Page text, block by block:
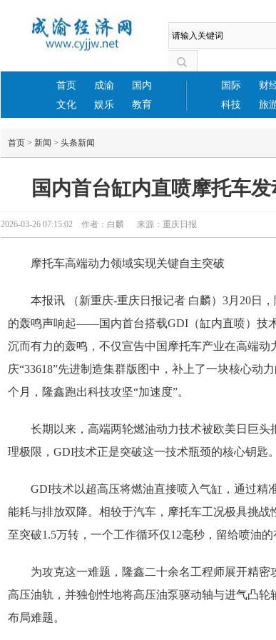
首页 成渝
国内
文化
娱乐 教育
国际 财
科技
旅
首页 > 新闻 > 头条新闻
国内首台缸内直喷摩托车
2026-03-26 07:15:02 作者：白麟 来源：重庆日报
摩托车高端动力领域实现关键自主突破
本报讯 （新重庆-重庆日报记者 白麟）3月20日
的轰鸣声响起——国内首台搭载GDI（缸内直喷）技
沉而有力的轰鸣，不仅宣告中国摩托车产业在高端
庆“33618”先进制造集群版图中，补上了一块核心动
个月，隆鑫跑出科技攻坚“加速度”。
长期以来，高端两轮燃油动力技术被欧美日巨
理极限，GDI技术正是突破这一技术瓶颈的核心钥匙。
GDI技术以超高压将燃油直接喷入气缸，通过精
能耗与排放双降。相较于汽车，摩托车工况极具挑
至突破1.5万转，一个工作循环仅12毫秒，留给喷油的
为攻克这一难题，隆鑫二十余名工程师展开精
高压油轨，并独创性地将高压油泵驱动轴与进气凸轮
布局难题。